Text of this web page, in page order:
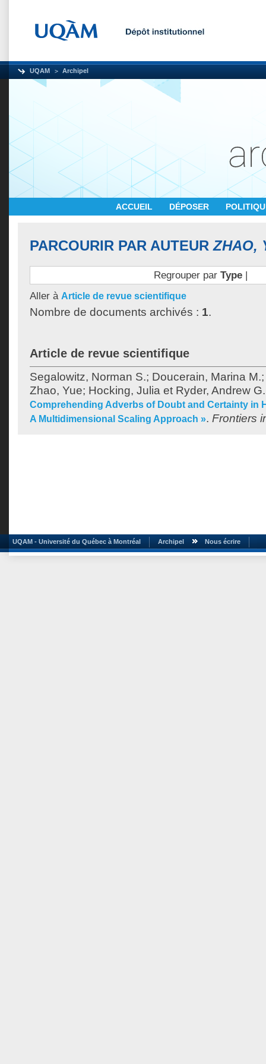
UQAM Archipel
ACCUEIL DÉPOSER
PARCOURIR PAR AUTEURZHAO,
Regrouper par Type|
Aller à Article de revue scientifique
Nombre de documents archivés : 1.
Article de revue scientifique
Segalowitz, Norman S.; Doucerain, Marina M.
Zhao, Yue; Hocking, Julia et Ryder, Andrew G.
Comprehending Adverbs of Doubt and Certainty in
A Multidimensional Scaling Approach ». Frontiers
UQAM - Université du Québec à Montréal Archipel Nous écrire